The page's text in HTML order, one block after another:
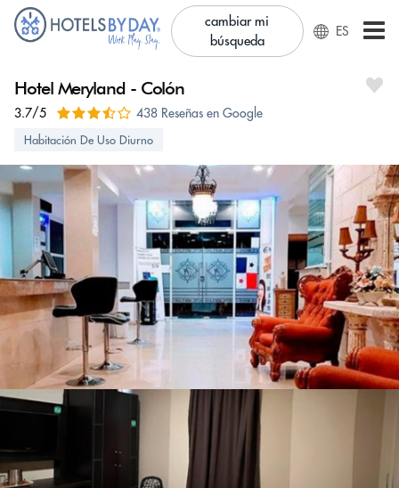
cambiar mi
búsqueda
ES
Hotel Meryland - Colón
3.7/5 438 Reseñas en Google
Habitación De Uso Diurno